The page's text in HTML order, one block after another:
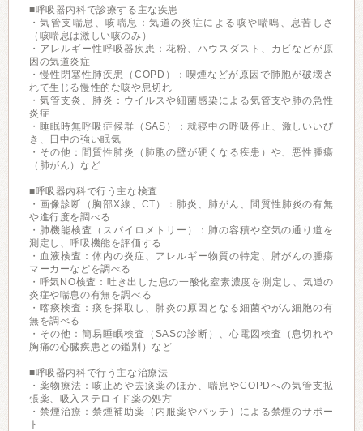
■呼吸器内科で診療する主な疾患
・気管支喘息、咳喘息：気道の炎症による咳や喘鳴、息苦しさ
（咳喘息は激しい咳のみ）
・アレルギー性呼吸器疾患：花粉、ハウスダスト、カビなどが原
因の気道炎症
・慢性閉塞性肺疾患（COPD）：喫煙などが原因で肺胞が破壊さ
れて生じる慢性的な咳や息切れ
・気管支炎、肺炎：ウイルスや細菌感染による気管支や肺の急性
炎症
・睡眠時無呼吸症候群（SAS）：就寝中の呼吸停止、激しいいび
き、日中の強い眠気
・その他：間質性肺炎（肺胞の壁が硬くなる疾患）や、悪性腫瘍
（肺がん）など
■呼吸器内科で行う主な検査
・画像診断（胸部X線、CT）：肺炎、肺がん、間質性肺炎の有無
や進行度を調べる
・肺機能検査（スパイロメトリー）：肺の容積や空気の通り道を
測定し、呼吸機能を評価する
・血液検査：体内の炎症、アレルギー物質の特定、肺がんの腫瘍
マーカーなどを調べる
・呼気NO検査：吐き出した息の一酸化窒素濃度を測定し、気道の
炎症や喘息の有無を調べる
・喀痰検査：痰を採取し、肺炎の原因となる細菌やがん細胞の有
無を調べる
・その他：簡易睡眠検査（SASの診断）、心電図検査（息切れや
胸痛の心臓疾患との鑑別）など
■呼吸器内科で行う主な治療法
・薬物療法：咳止めや去痰薬のほか、喘息やCOPDへの気管支拡
張薬、吸入ステロイド薬の処方
・禁煙治療：禁煙補助薬（内服薬やパッチ）による禁煙のサポー
ト